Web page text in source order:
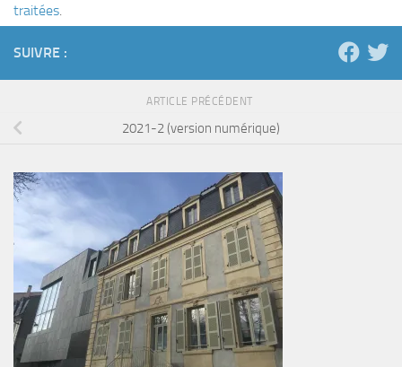
traitées.
SUIVRE :
ARTICLE PRÉCÉDENT
2021-2 (version numérique)